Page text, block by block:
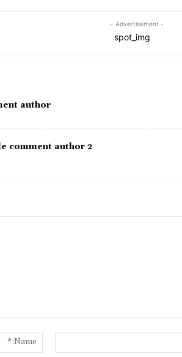
- Advertisement -
author
comment author 2